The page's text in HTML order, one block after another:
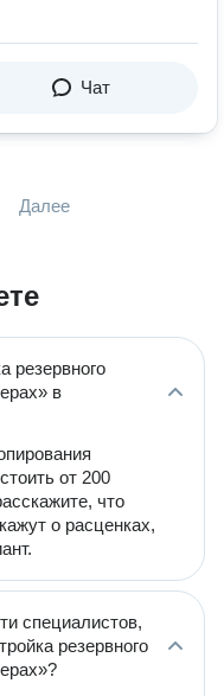
Чат
Далее
резервного
в
от 200
что
о расценках,
специалистов,
резервного